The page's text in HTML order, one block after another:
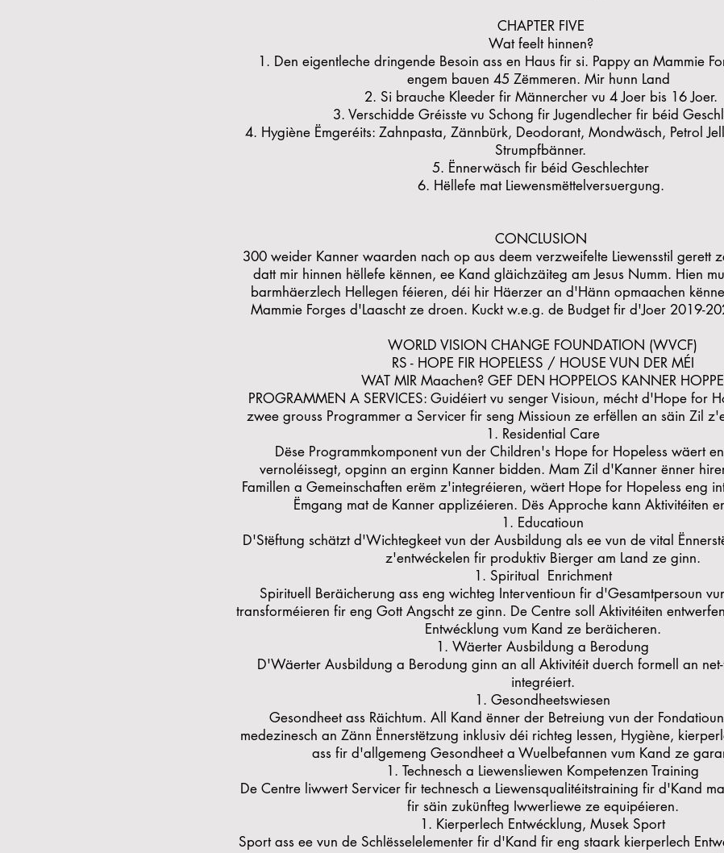
CHAPTER FIVE
Wat feelt hinnen?
1. Den eigentleche dringende Besoin ass en Haus fir si. Pappy an Mammie
engem bauen 45 Zëmmeren. Mir hunn Land
2. Si brauche Kleeder fir Männercher vu 4 Joer bis 16 Joer.
3. Verschidde Gréisste vu Schong fir Jugendlecher fir béid
4. Hygiène Ëmgeréits: Zahnpasta, Zännbürk, Deodorant, Mondwäsch, Petrol
Strumpfbänner.
5. Ënnerwäsch fir béid Geschlechter
6. Hëllefe mat Liewensmëttelversuergung.
CONCLUSION
300 weider Kanner waarden nach op aus deem verzweifelte Liewensstil gerett
datt mir hinnen hëllefe kënnen, ee Kand gläichzäiteg am Jesus Numm. Hien
barmhäerzlech Hellegen féieren, déi hir Häerzer an d'Hänn opmaachen
Mammie Forges d'Laascht ze droen. Kuckt w.e.g. de Budget fir d'Joer 2019-
WORLD VISION CHANGE FOUNDATION (WVCF)
RS - HOPE FIR HOPELESS / HOUSE VUN DER MÉI
WAT MIR Maachen? GEF DEN HOPPELOS KANNER HOPPE
PROGRAMMEN A SERVICES: Guidéiert vu senger Visioun, mécht d'Hope for
zwee grouss Programmer a Servicer fir seng Missioun ze erfëllen an säin Zil
Residential Care
Dëse Programmkomponent vun der Children's Hope for Hopeless wäert
vernoléissegt, opginn an erginn Kanner bidden. Mam Zil d'Kanner ënner
Famillen a Gemeinschaften erëm z'integréieren, wäert Hope for Hopeless eng
Ëmgang mat de Kanner applizéieren. Dës Approche kann Aktivitéiten
Educatioun
D'Stëftung schätzt d'Wichtegkeet vun der Ausbildung als ee vun de vital
z'entwéckelen fir produktiv Bierger am Land ze ginn.
Spiritual Enrichment
Spirituell Beräicherung ass eng wichteg Interventioun fir d'Gesamtpersoun
transforméieren fir eng Gott Angscht ze ginn. De Centre soll Aktivitéiten
Entwécklung vum Kand ze beräicheren.
Wäerter Ausbildung a Berodung
D'Wäerter Ausbildung a Berodung ginn an all Aktivitéit duerch formell an
integréiert.
Gesondheetswiesen
Gesondheet ass Räichtum. All Kand ënner der Betreiung vun der
medezinesch an Zänn Ënnerstëtzung inklusiv déi richteg Iessen, Hygiène,
ass fir d'allgemeng Gesondheet a Wuelbefannen vum Kand ze
Technesch a Liewensliewen Kompetenzen Training
De Centre liwwert Servicer fir technesch a Liewensqualitéitstraining fir d'Kand
fir säin zukünfteg Iwwerliewe ze equipéieren.
Kierperlech Entwécklung, Musek Sport
Sport ass ee vun de Schlësselelementer fir d'Kand fir eng staark kierperlech